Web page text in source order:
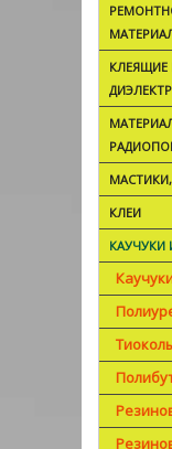
КЛЕЯЩИЕ
КЛЕИ
КАУЧУКИ